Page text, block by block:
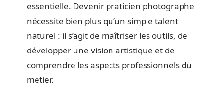
essentielle. Devenir praticien photographe
nécessite bien plus qu’un simple talent
naturel : il s’agit de maîtriser les outils, de
développer une vision artistique et de
comprendre les aspects professionnels du
métier.